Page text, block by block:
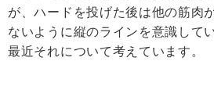
が、ハードを投げた後は他の筋肉
ないように縦のラインを意識して
最近それについて考えています。